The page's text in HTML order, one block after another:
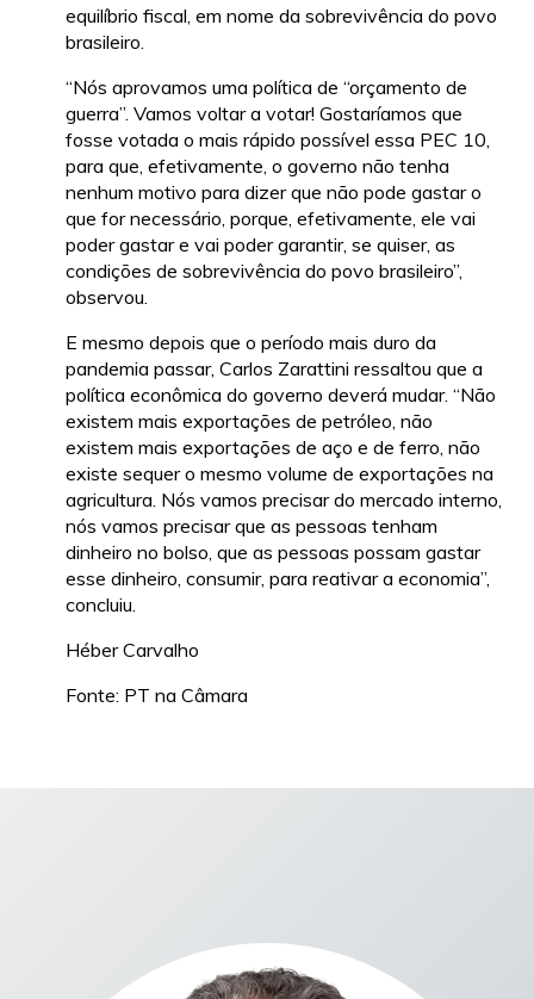
equilíbrio fiscal, em nome da sobrevivência do povo
brasileiro.
“Nós aprovamos uma política de “orçamento de
guerra”. Vamos voltar a votar! Gostaríamos que
fosse votada o mais rápido possível essa PEC 10,
para que, efetivamente, o governo não tenha
nenhum motivo para dizer que não pode gastar o
que for necessário, porque, efetivamente, ele vai
poder gastar e vai poder garantir, se quiser, as
condições de sobrevivência do povo brasileiro”,
observou.
E mesmo depois que o período mais duro da
pandemia passar, Carlos Zarattini ressaltou que a
política econômica do governo deverá mudar. “Não
existem mais exportações de petróleo, não
existem mais exportações de aço e de ferro, não
existe sequer o mesmo volume de exportações na
agricultura. Nós vamos precisar do mercado interno,
nós vamos precisar que as pessoas tenham
dinheiro no bolso, que as pessoas possam gastar
esse dinheiro, consumir, para reativar a economia”,
concluiu.
Héber Carvalho
Fonte: PT na Câmara